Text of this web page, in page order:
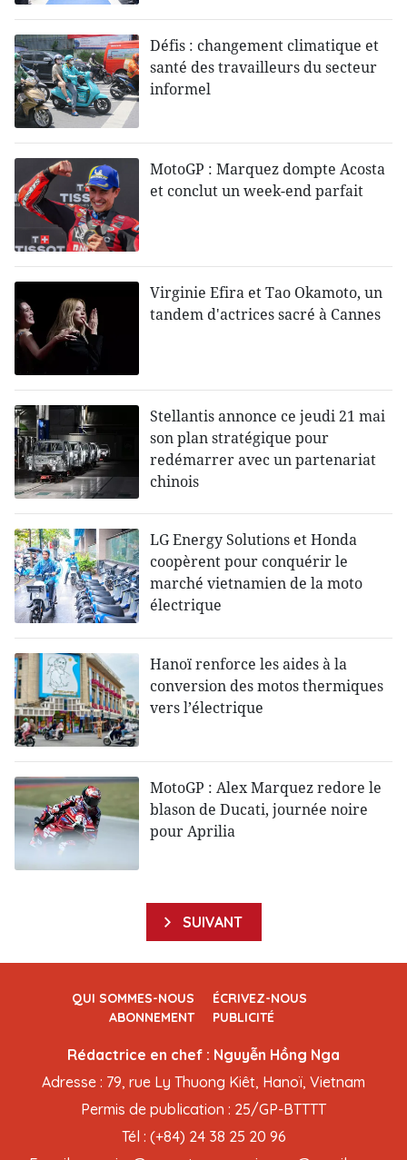
Défis : changement climatique et
santé des travailleurs du secteur
informel
MotoGP : Marquez dompte Acosta
et conclut un week-end parfait
Virginie Efira et Tao Okamoto, un
tandem d'actrices sacré à Cannes
Stellantis annonce ce jeudi 21 mai
son plan stratégique pour
redémarrer avec un partenariat
chinois
LG Energy Solutions et Honda
coopèrent pour conquérir le
marché vietnamien de la moto
électrique
Hanoï renforce les aides à la
conversion des motos thermiques
vers l’électrique
MotoGP : Alex Marquez redore le
blason de Ducati, journée noire
pour Aprilia
SUIVANT
QUI SOMMES-NOUS
ÉCRIVEZ-NOUS
ABONNEMENT
PUBLICITÉ
Rédactrice en chef : Nguyễn Hồng Nga
Adresse : 79, rue Ly Thuong Kiêt, Hanoï, Vietnam
Permis de publication : 25/GP-BTTTT
Tél : (+84) 24 38 25 20 96